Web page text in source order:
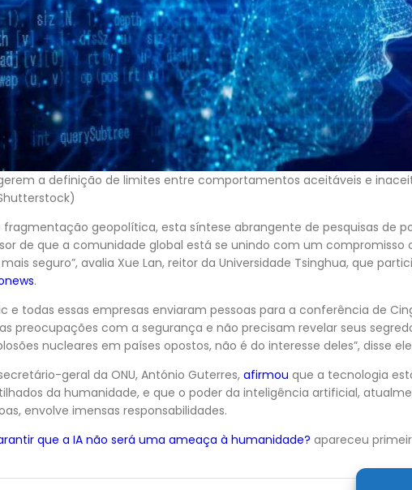
a definição de limites entre comportamentos aceitáveis ​​e
fragmentação geopolítica, esta síntese abrangente de pesquisas de
de que a comunidade global está se unindo com um
seguro”, avalia Xue Lan, reitor da Universidade Tsinghua, que
.
e todas essas empresas enviaram pessoas para a conferência de
preocupações com a segurança e não precisam revelar seus
nucleares em países opostos, não é do interesse deles”, disse
geral da ONU, António Guterres, afirmou que a tecnologia
da humanidade, e que o poder da inteligência artificial,
envolve imensas responsabilidades.
que a IA não será uma ameaça à humanidade? apareceu